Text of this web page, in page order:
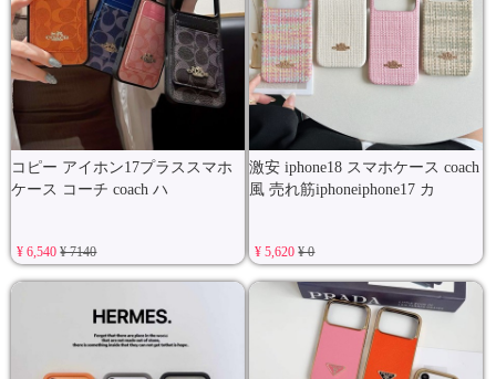
コピー アイホン17プラススマホ
ケース コーチ coach ハ
¥ 6,540¥ 7140
激安 iphone18 スマホケース coach
風 売れ筋iphoneiphone17 カ
¥ 5,620¥ 0